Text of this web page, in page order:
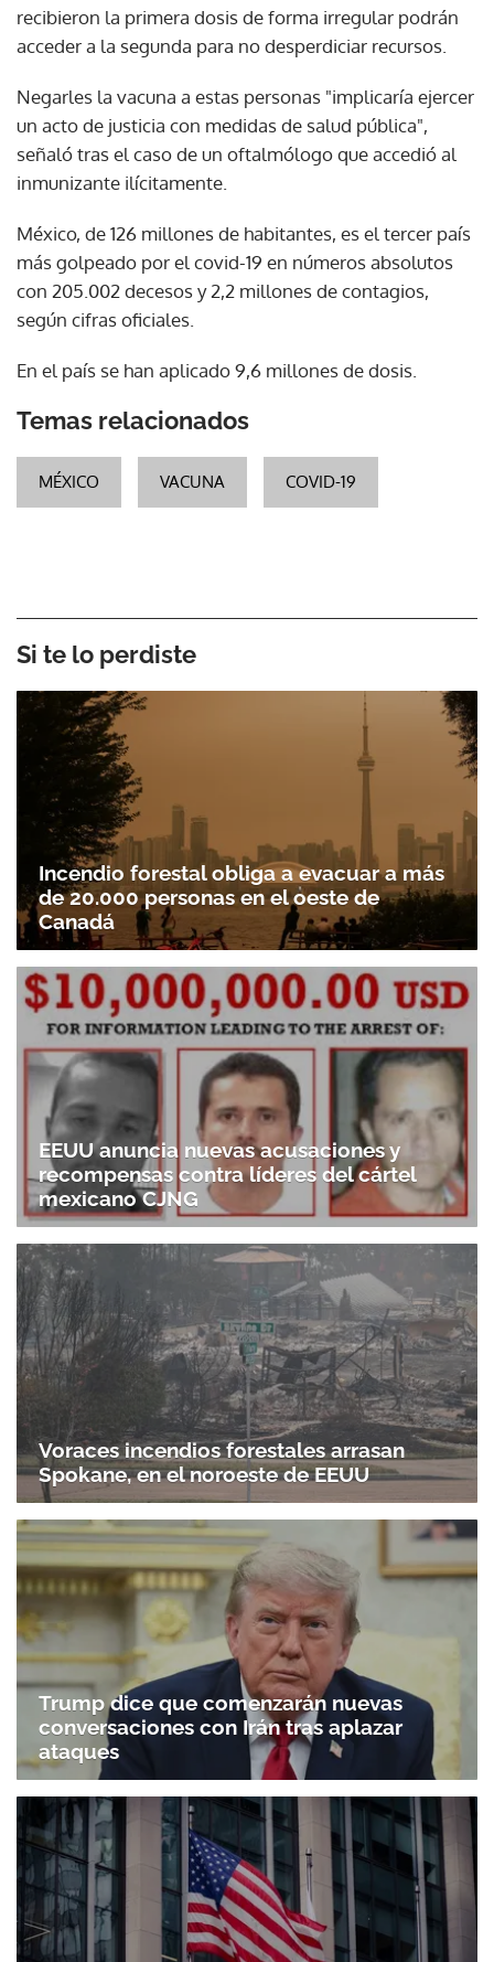
recibieron la primera dosis de forma irregular podrán
acceder a la segunda para no desperdiciar recursos.
Negarles la vacuna a estas personas "implicaría ejercer
un acto de justicia con medidas de salud pública",
señaló tras el caso de un oftalmólogo que accedió al
inmunizante ilícitamente.
México, de 126 millones de habitantes, es el tercer país
más golpeado por el covid-19 en números absolutos
con 205.002 decesos y 2,2 millones de contagios,
según cifras oficiales.
En el país se han aplicado 9,6 millones de dosis.
Temas relacionados
MÉXICO VACUNA COVID-19
Si te lo perdiste
Incendio forestal obliga a evacuar a más
de 20.000 personas en el oeste de
Canadá
EEUU anuncia nuevas acusaciones y
recompensas contra líderes del cártel
mexicano CJNG
Voraces incendios forestales arrasan
Spokane, en el noroeste de EEUU
Trump dice que comenzarán nuevas
conversaciones con Irán tras aplazar
ataques